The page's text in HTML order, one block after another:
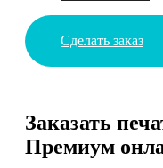
Сделать заказ
Заказать
Премиум